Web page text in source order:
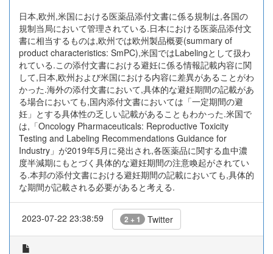
日本,欧州,米国における医薬品添付文書に係る規制は,各国の
規制当局において管理されている.日本における医薬品添付文
書に相当するものは,欧州では欧州製品概要(summary of
product characteristics: SmPC),米国ではLabelingとして扱わ
れている.この添付文書における避妊に係る情報記載内容に関
して,日本,欧州および米国における内容に差異があることがわ
かった.海外の添付文書において,具体的な避妊期間の記載があ
る場合においても,国内添付文書においては「一定期間の避
妊」とする具体性の乏しい記載があることもわかった.米国で
は,「Oncology Pharmaceuticals: Reproductive Toxicity
Testing and Labeling Recommendations Guidance for
Industry」が2019年5月に発出され,各医薬品に関する血中濃
度半減期にもとづく具体的な避妊期間の注意喚起がされてい
る.本邦の添付文書における避妊期間の記載においても,具体的
な期間が記載される必要があると考える.
2023-07-22 23:38:59 2 + 1 Twitter